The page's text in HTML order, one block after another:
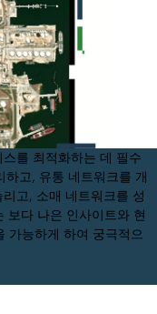
를 최적화하는 데 필수
고, 유통 네트워크를 개
고, 소매 네트워크를 성
보다 나은 인사이트와 현
가능하게 하여 궁극적으